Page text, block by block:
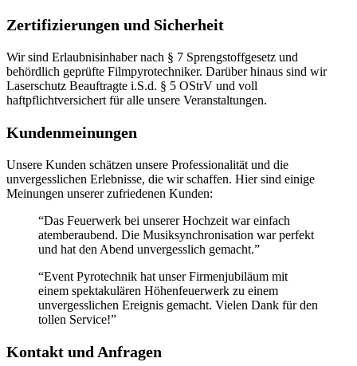
Zertifizierungen und Sicherheit
Wir sind Erlaubnisinhaber nach § 7 Sprengstoffgesetz und
behördlich geprüfte Filmpyrotechniker. Darüber hinaus sind wir
Laserschutz Beauftragte i.S.d. § 5 OStrV und voll
haftpflichtversichert für alle unsere Veranstaltungen.
Kundenmeinungen
Unsere Kunden schätzen unsere Professionalität und die
unvergesslichen Erlebnisse, die wir schaffen. Hier sind einige
Meinungen unserer zufriedenen Kunden:
“Das Feuerwerk bei unserer Hochzeit war einfach
atemberaubend. Die Musiksynchronisation war perfekt
und hat den Abend unvergesslich gemacht.”
“Event Pyrotechnik hat unser Firmenjubiläum mit
einem spektakulären Höhenfeuerwerk zu einem
unvergesslichen Ereignis gemacht. Vielen Dank für den
tollen Service!”
Kontakt und Anfragen